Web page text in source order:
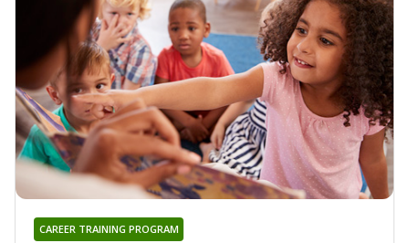
CAREER TRAINING PROGRAM